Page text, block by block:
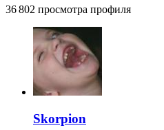
36 802 просмотра профиля
Skorpion